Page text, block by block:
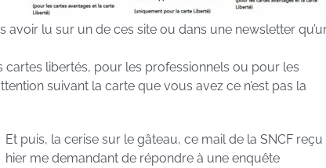
avoir lu sur un de ces site ou dans une newsletter
cartes libertés, pour les professionnels ou pour les
suivant la carte que vous avez ce n’est pas la
Et puis, la cerise sur le gâteau, ce mail de la SNCF reçu
hier me demandant de répondre à une enquête